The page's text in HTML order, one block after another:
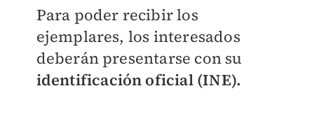
Para poder recibir los
ejemplares, los interesados
deberán presentarse con su
identificación oficial (INE).